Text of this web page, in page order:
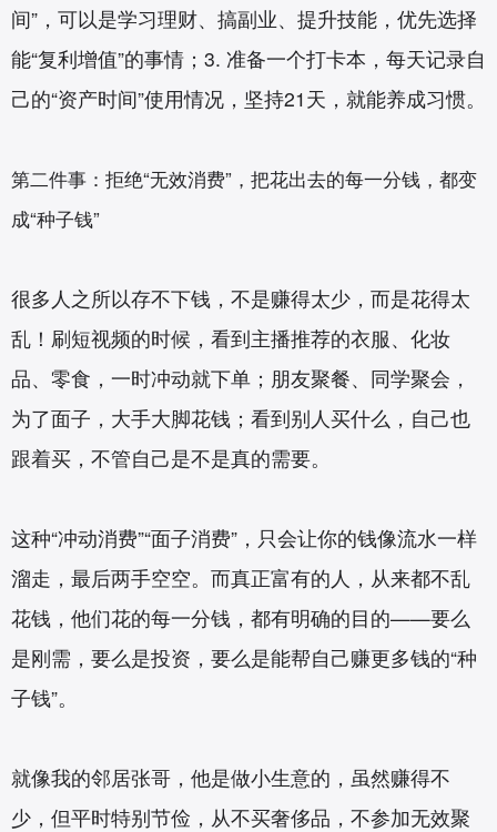
间”，可以是学习理财、搞副业、提升技能，优先选择
能“复利增值”的事情；3. 准备一个打卡本，每天记录自
己的“资产时间”使用情况，坚持21天，就能养成习惯。
第二件事：拒绝“无效消费”，把花出去的每一分钱，都变
成“种子钱”
很多人之所以存不下钱，不是赚得太少，而是花得太
乱！刷短视频的时候，看到主播推荐的衣服、化妆
品、零食，一时冲动就下单；朋友聚餐、同学聚会，
为了面子，大手大脚花钱；看到别人买什么，自己也
跟着买，不管自己是不是真的需要。
这种“冲动消费”“面子消费”，只会让你的钱像流水一样
溜走，最后两手空空。而真正富有的人，从来都不乱
花钱，他们花的每一分钱，都有明确的目的——要么
是刚需，要么是投资，要么是能帮自己赚更多钱的“种
子钱”。
就像我的邻居张哥，他是做小生意的，虽然赚得不
少，但平时特别节俭，从不买奢侈品，不参加无效聚